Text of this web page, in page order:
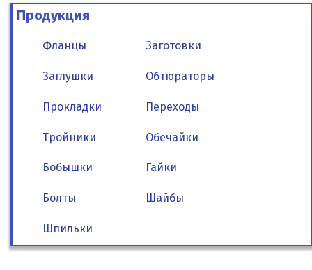
Продукция
Фланцы Заготовки
Заглушки Обтюраторы
Прокладки Переходы
Тройники Обечайки
Бобышки Гайки
Болты Шайбы
Шпильки